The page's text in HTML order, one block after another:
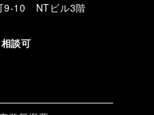
9-10 NTビル3階
談可